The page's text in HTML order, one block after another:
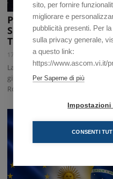
PANE E MUSICA
SERATE TRA
TERRITORIO
17/06/2026
La manifestazione di
giugno con appuntamenti a
Rocchette
sito, per fornire
migliorare e
pubblicità presenti. Per
sulla privacy generale,
a questo link:
https://www.ascom.vi.it/
Per Saperne di più
CONSENTI